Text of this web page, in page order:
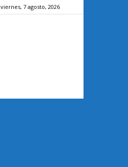
viernes, 7 agosto, 2026